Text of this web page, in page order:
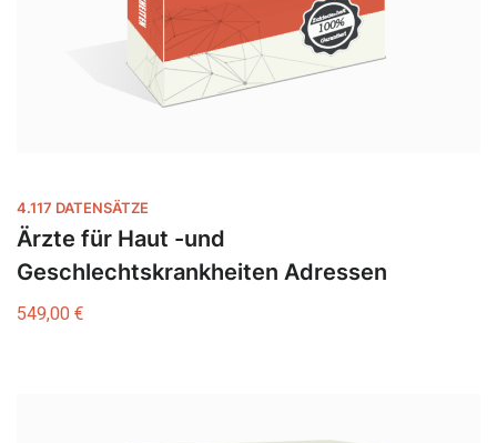
4.117 DATENSÄTZE
Ärzte für Haut -und
Geschlechtskrankheiten Adressen
549,00€